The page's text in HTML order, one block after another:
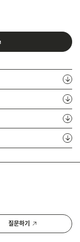
질문하기